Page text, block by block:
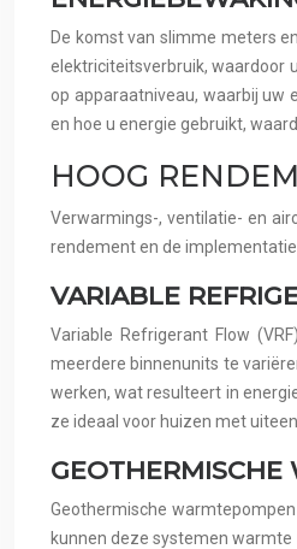
De komst van slimme meters
elektriciteitsverbruik, waardoor
op apparaatniveau, waarbij uw
en hoe u energie gebruikt,
HOOG
Verwarmings-, ventilatie- en
rendement en de
VARIABLE
Variable Refrigerant Flow
meerdere binnenunits te
werken, wat resulteert in
ze ideaal voor huizen met
Geothermische
kunnen deze systemen